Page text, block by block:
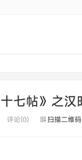
七帖》之
评论(0) 扫描二维码